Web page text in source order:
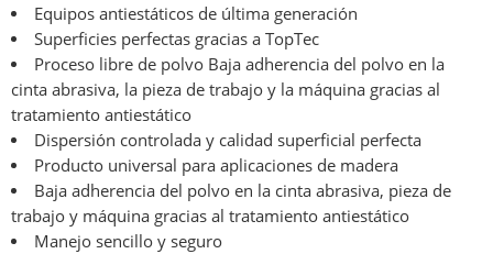
Equipos antiestáticos de última generación
Superficies perfectas gracias a TopTec
Proceso libre de polvo Baja adherencia del polvo en la
cinta abrasiva, la pieza de trabajo y la máquina gracias al
tratamiento antiestático
Dispersión controlada y calidad superficial perfecta
Producto universal para aplicaciones de madera
Baja adherencia del polvo en la cinta abrasiva, pieza de
trabajo y máquina gracias al tratamiento antiestático
Manejo sencillo y seguro